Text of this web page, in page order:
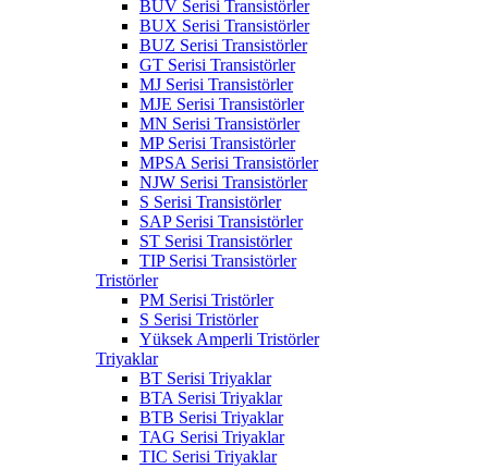
BUV Serisi Transistörler
BUX Serisi Transistörler
BUZ Serisi Transistörler
GT Serisi Transistörler
MJ Serisi Transistörler
MJE Serisi Transistörler
MN Serisi Transistörler
MP Serisi Transistörler
MPSA Serisi Transistörler
NJW Serisi Transistörler
S Serisi Transistörler
SAP Serisi Transistörler
ST Serisi Transistörler
TIP Serisi Transistörler
Tristörler
PM Serisi Tristörler
S Serisi Tristörler
Yüksek Amperli Tristörler
Triyaklar
BT Serisi Triyaklar
BTA Serisi Triyaklar
BTB Serisi Triyaklar
TAG Serisi Triyaklar
TIC Serisi Triyaklar